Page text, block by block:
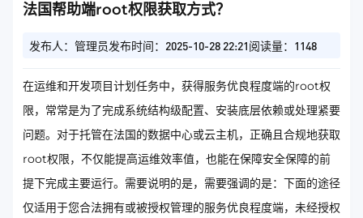
法国帮助端root权限获取方式？
发布人：管理员发布时间：2025-10-28 22:21阅读量：1148
在运维和开发项目计划任务中，获得服务优良程度端的root权
限，常常是为了完成系统结构级配置、安装底层依赖或处理紧要
问题。对于托管在法国的数据中心或云主机，正确且合规地获取
root权限，不仅能提高运维效率值，也能在保障安全保障的前
提下完成主要运行。需要说明的是，需要强调的是：下面的途径
仅适用于您合法拥有或被授权管理的服务优良程度端，未经授权